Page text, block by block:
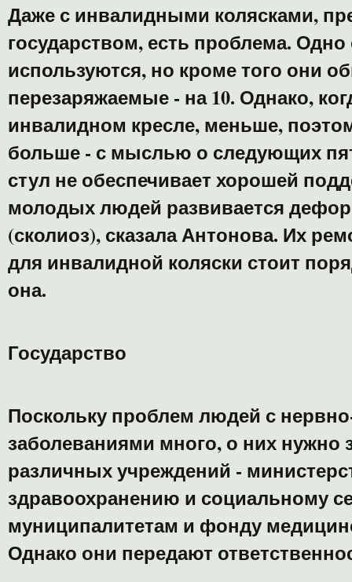
Даже с инвалидными колясками,
государством, есть проблема.
используются, но кроме того они
перезаряжаемые - на 10. Однако,
инвалидном кресле, меньше,
больше - с мыслью о следующих
стул не обеспечивает хорошей
молодых людей развивается
(сколиоз), сказала Антонова. Их
для инвалидной коляски стоит
она.
Государство
Поскольку проблем людей с
заболеваниями много, о них нужно
различных учреждений -
здравоохранению и социальному
муниципалитетам и фонду
Однако они передают